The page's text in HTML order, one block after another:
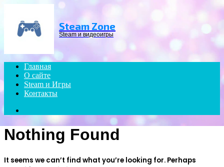
Steam Zone
Steam и видеоигры
Главная
О сайте
Steam и Игры
Контакты
Nothing Found
It seems we can’t find what you’re looking for. Perhaps